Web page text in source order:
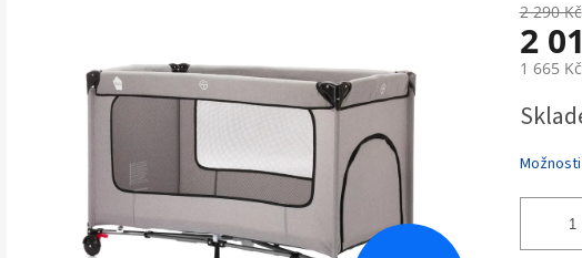
z
5
hvězdiček.
2 290 Kč
2
1 665
cena: